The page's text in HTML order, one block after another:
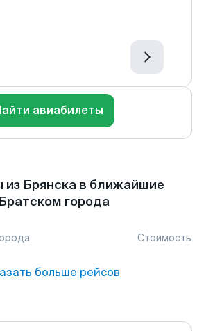
авиабилеты
из Брянска в ближайшие
города
Стоимость
больше рейсов